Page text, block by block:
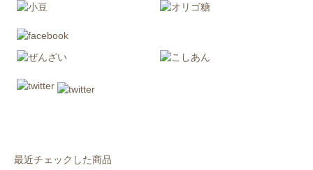
最近チェックした商品